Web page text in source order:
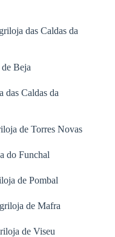
das Caldas da
Beja
das Caldas da
de Torres Novas
do Funchal
de Pombal
de Mafra
de Viseu